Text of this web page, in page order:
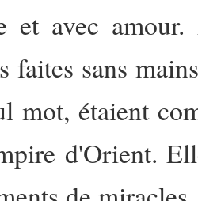
et avec
faites sans
mot, étaient
d'Orient.